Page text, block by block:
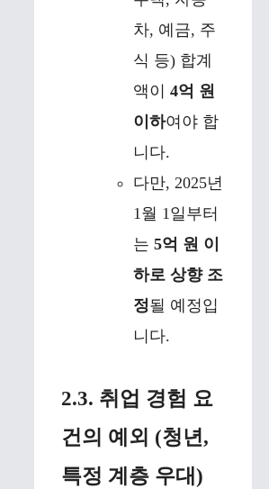
차, 예금, 주
식 등) 합계
액이 4억 원
이하여야 합
니다.
다만, 2025년
1월 1일부터
는 5억 원 이
하로 상향 조
정될 예정입
니다.
2.3. 취업 경험 요
건의 예외 (청년,
특정 계층 우대)